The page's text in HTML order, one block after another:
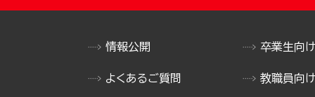
情報公開
よくあるご質問
卒業生向
教職員向